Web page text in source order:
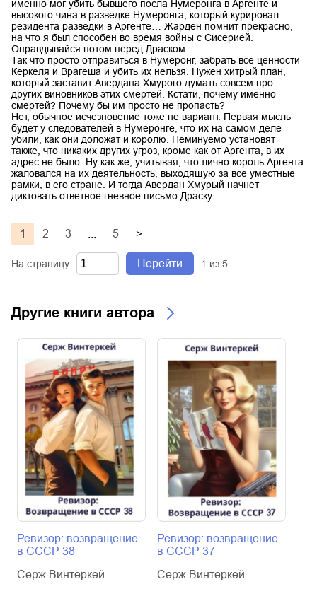
именно мог убить бывшего посла Нумеронга в Аргенте и
высокого чина в разведке Нумеронга, который курировал
резидента разведки в Аргенте… Жарден помнит прекрасно,
на что я был способен во время войны с Сисерией.
Оправдывайся потом перед Драском…
Так что просто отправиться в Нумеронг, забрать все ценности
Керкеля и Врагеша и убить их нельзя. Нужен хитрый план,
который заставит Авердана Хмурого думать совсем про
других виновников этих смертей. Кстати, почему именно
смертей? Почему бы им просто не пропасть?
Нет, обычное исчезновение тоже не вариант. Первая мысль
будет у следователей в Нумеронге, что их на самом деле
убили, как они доложат и королю. Неминуемо установят
также, что никаких других угроз, кроме как от Аргента, в их
адрес не было. Ну как же, учитывая, что лично король Аргента
жаловался на их деятельность, выходящую за все уместные
рамки, в его стране. И тогда Авердан Хмурый начнет
диктовать ответное гневное письмо Драску…
1 2 3 5 >
На страницу: Перейти 1 из 5
Другие книги автора
Ревизор: возвращение
в СССР 38
Серж Винтеркей
Ревизор: возвращение
в СССР 37
Серж Винтеркей